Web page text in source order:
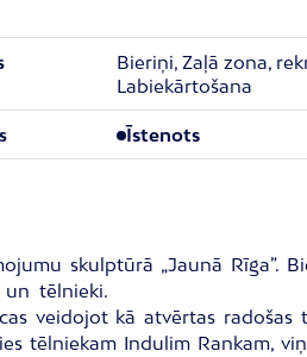
Bieriņi, Zaļā zona,
Labiekārtošana
Īstenots
skulptūrā „Jaunā Rīga”.
un tēlnieki.
veidojot kā atvērtas radošas
tēlniekam Indulim Rankam,